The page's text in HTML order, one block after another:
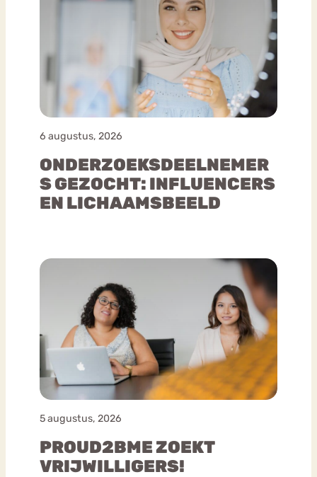
6 augustus, 2026
ONDERZOEKSDEELNEMER
S GEZOCHT: INFLUENCERS
EN LICHAAMSBEELD
5 augustus, 2026
PROUD2BME ZOEKT
VRIJWILLIGERS!